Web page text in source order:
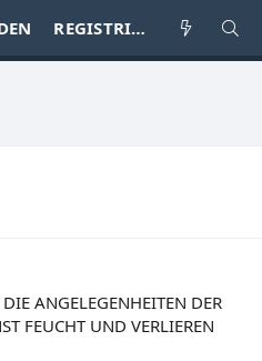
REGISTRIEREN
ANGELEGENHEITEN DER
FEUCHT UND VERLIEREN